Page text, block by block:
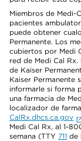
Miembros de Medi-
pacientes
puede obtener
Permanente. Los
cubiertos por Medi
red de Medi Cal
de Kaiser
Kaiser Permanente
informarle si forma
una farmacia de
localizador de
CalRx.dhcs.ca.gov
Medi Cal Rx, al 1-
semana (TTY 711 de